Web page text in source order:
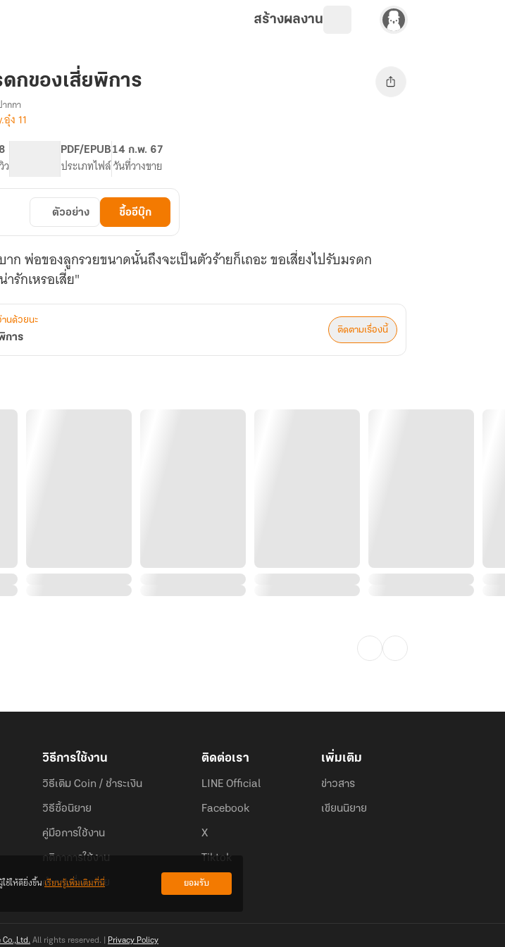
สร้างผลงาน
กของเสี่ยพิการ
กกา
อุ๋ง 11
ว
PDF/EPUB
ประเภทไฟล์
14 ก.พ. 67
วันที่วางขาย
ตัวอย่าง ซื้ออีบุ๊ก
ก พ่อของลูกรวยขนาดนั้นถึงจะเป็นตัวร้ายก็เถอะ ขอเสี่ยงไปรับมรดก
รักเหรอเสี่ย"
านด้วยนะ
การ
ติดตามเรื่องนี้
วิธีการใช้งาน
วิธีเติม Coin / ชำระเงิน
วิธีซื้อนิยาย
คู่มือการใช้งาน
กติกาการใช้งาน
คำถามที่พบบ่อย
ติดต่อเรา
LINE Official
Facebook
X
Tiktok
เพิ่มเติม
ข่าวสาร
เขียนนิยาย
Co.,Ltd. All rights reserved. | Privacy Policy
ให้ดียิ่งขึ้นเรียนรู้เพิ่มเติมที่นี่ ยอมรับ